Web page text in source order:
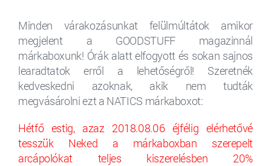
Minden várakozásunkat felülmúltátok amikor
megjelent a GOODSTUFF magazinnál
márkaboxunk! Órák alatt elfogyott és sokan sajnos
learadtatok erről a lehetőségről! Szeretnék
kedveskedni azoknak, akik nem tudták
megvásárolni ezt a NATICS márkaboxot:
Hétfő estig, azaz 2018.08.06 éjfélig elérhetővé
tesszük Neked a márkaboxban szerepelt
arcápolókat teljes kiszerelésben 20%